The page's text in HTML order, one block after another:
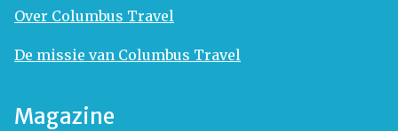
Over Columbus Travel
De missie van Columbus Travel
Magazine